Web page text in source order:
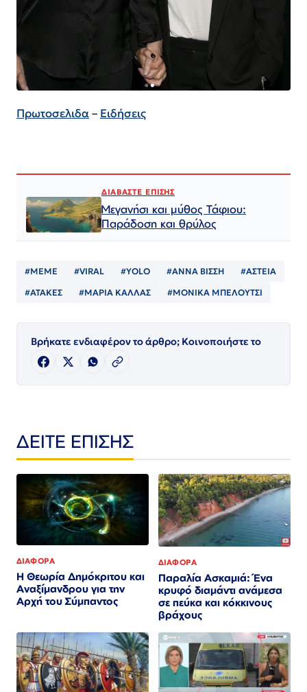
Πρωτοσελιδα– Ειδήσεις
ΔΙΑΒΑΣΤΕ ΕΠΙΣΗΣ
Μεγανήσι και μύθος Τάφιου:
Παράδοση και θρύλος
#MEME #VIRAL #YOLO #ΑΝΝΑ ΒΙΣΣΗ #ΑΣΤΕΙΑ
#ΑΤΑΚΕΣ #ΜΑΡΙΑ ΚΑΛΛΑΣ #ΜΟΝΙΚΑ ΜΠΕΛΟΥΤΣΙ
Βρήκατε ενδιαφέρον το άρθρο; Κοινοποιήστε το
ΔΕΙΤΕ ΕΠΙΣΗΣ
ΔΙΑΦΟΡΑ
Η Θεωρία Δημόκριτου και
Αναξίμανδρου για την
Αρχή του Σύμπαντος
ΔΙΑΦΟΡΑ
Παραλία Ασκαμιά: Ένα
κρυφό διαμάντι ανάμεσα
σε πεύκα και κόκκινους
βράχους